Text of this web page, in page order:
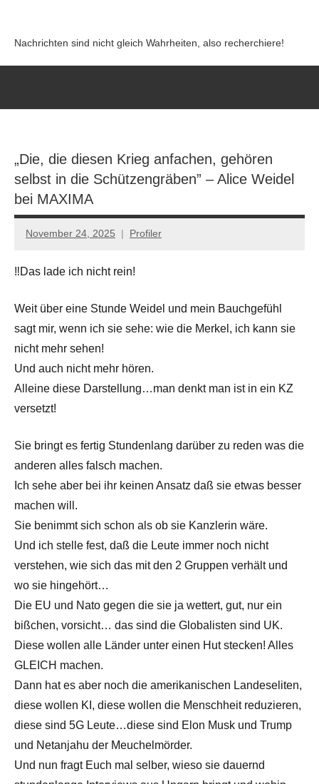
springen
Nachrichten sind nicht gleich Wahrheiten, also recherchiere!
„Die, die diesen Krieg anfachen, gehören
selbst in die Schützengräben” – Alice Weidel
bei MAXIMA
November 24, 2025 Profiler
Keine
‼Das lade ich nicht rein!
Weit über eine Stunde Weidel und mein Bauchgefühl
sagt mir, wenn ich sie sehe: wie die Merkel, ich kann sie
nicht mehr sehen!
Und auch nicht mehr hören.
Alleine diese Darstellung…man denkt man ist in ein KZ
versetzt!
Sie bringt es fertig Stundenlang darüber zu reden was die
anderen alles falsch machen.
Ich sehe aber bei ihr keinen Ansatz daß sie etwas besser
machen will.
Sie benimmt sich schon als ob sie Kanzlerin wäre.
Und ich stelle fest, daß die Leute immer noch nicht
verstehen, wie sich das mit den 2 Gruppen verhält und
wo sie hingehört…
Die EU und Nato gegen die sie ja wettert, gut, nur ein
bißchen, vorsicht… das sind die Globalisten sind UK.
Diese wollen alle Länder unter einen Hut stecken! Alles
GLEICH machen.
Dann hat es aber noch die amerikanischen Landeseliten,
diese wollen KI, diese wollen die Menschheit reduzieren,
diese sind 5G Leute…diese sind Elon Musk und Trump
und Netanjahu der Meuchelmörder.
Und nun fragt Euch mal selber, wieso sie dauernd